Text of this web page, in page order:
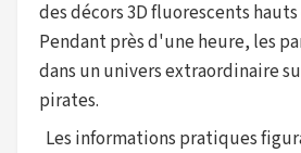
des décors 3D fluorescents
Pendant près d'une heure, les
dans un univers extraordinaire
pirates.
Les informations pratiques